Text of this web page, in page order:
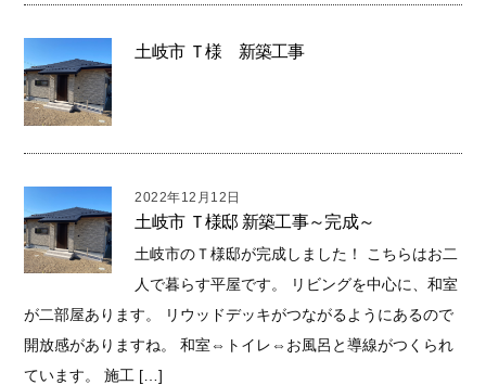
土岐市 Ｔ様 新築工事
2022年12月12日
土岐市 Ｔ様邸 新築工事～完成～
土岐市のＴ様邸が完成しました！ こちらはお二
人で暮らす平屋です。 リビングを中心に、和室
が二部屋あります。 リウッドデッキがつながるようにあるので
開放感がありますね。 和室⇔トイレ⇔お風呂と導線がつくられ
ています。 施工 […]